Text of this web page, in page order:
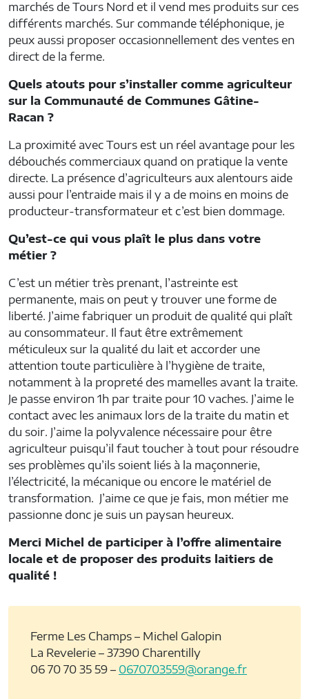
marchés de Tours Nord et il vend mes produits sur ces
différents marchés. Sur commande téléphonique, je
peux aussi proposer occasionnellement des ventes en
direct de la ferme.
Quels atouts pour s’installer comme agriculteur
sur la Communauté de Communes Gâtine-
Racan ?
La proximité avec Tours est un réel avantage pour les
débouchés commerciaux quand on pratique la vente
directe. La présence d’agriculteurs aux alentours aide
aussi pour l’entraide mais il y a de moins en moins de
producteur-transformateur et c’est bien dommage.
Qu’est-ce qui vous plaît le plus dans votre
métier ?
C’est un métier très prenant, l’astreinte est
permanente, mais on peut y trouver une forme de
liberté. J’aime fabriquer un produit de qualité qui plaît
au consommateur. Il faut être extrêmement
méticuleux sur la qualité du lait et accorder une
attention toute particulière à l’hygiène de traite,
notamment à la propreté des mamelles avant la traite.
Je passe environ 1h par traite pour 10 vaches. J’aime le
contact avec les animaux lors de la traite du matin et
du soir. J’aime la polyvalence nécessaire pour être
agriculteur puisqu’il faut toucher à tout pour résoudre
ses problèmes qu’ils soient liés à la maçonnerie,
l’électricité, la mécanique ou encore le matériel de
transformation. J’aime ce que je fais, mon métier me
passionne donc je suis un paysan heureux.
Merci Michel de participer à l’offre alimentaire
locale et de proposer des produits laitiers de
qualité !
Ferme Les Champs – Michel Galopin
La Revelerie – 37390 Charentilly
06 70 70 35 59 – 0670703559@orange.fr